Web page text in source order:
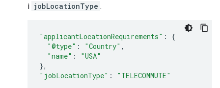
i jobLocationType .
"applicantLocationRequirements" :
{
"@type" : "Country" ,
"name" :
"USA"
},
"jobLocationType" : "TELECOMMUTE"